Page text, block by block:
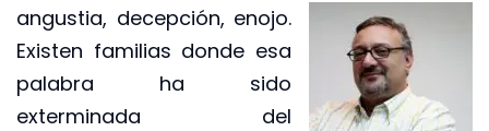
angustia, decepción, enojo.
Existen familias donde esa
palabra ha sido
exterminada del